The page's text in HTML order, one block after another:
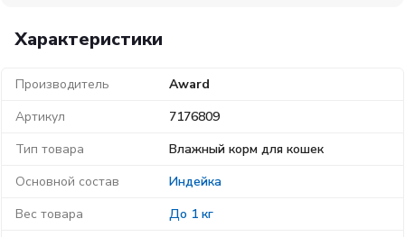
Характеристики
Производитель
Award
Артикул
7176809
Тип товара
Влажный корм для кошек
Основной состав
Индейка
Вес товара
До 1 кг